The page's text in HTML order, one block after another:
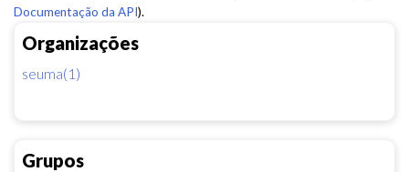
Organizações
seuma(1)
Grupos
Documentação da API).